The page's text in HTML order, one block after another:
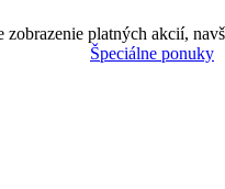
zobrazenie platných akcií,
Špeciálne ponuky